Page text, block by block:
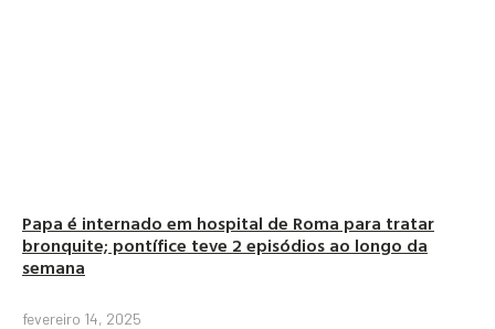
Papa é internado em hospital de Roma para tratar
bronquite; pontífice teve 2 episódios ao longo da
semana
fevereiro 14, 2025